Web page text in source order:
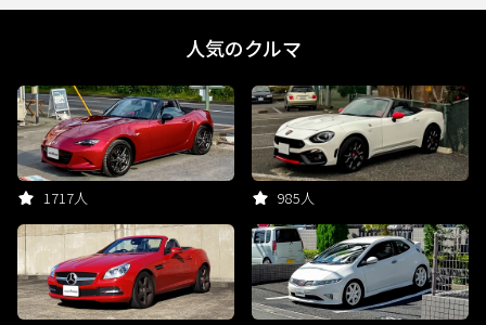
人気のクルマ
1717人 985人